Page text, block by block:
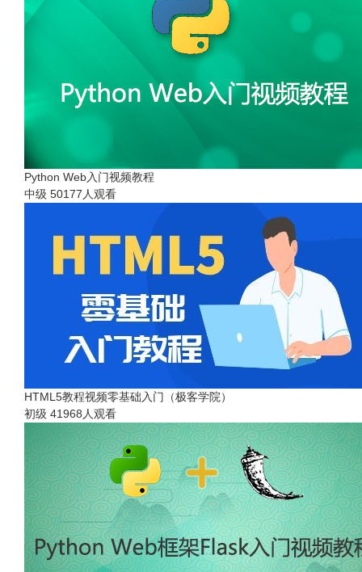
Python Web入门视频教程
中级 50177人观看
HTML5教程视频零基础入门（极客学院）
初级 41968人观看